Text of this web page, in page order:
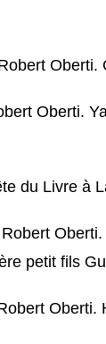
Oberti.
Oberti.
du Livre à
petit fils
Oberti.